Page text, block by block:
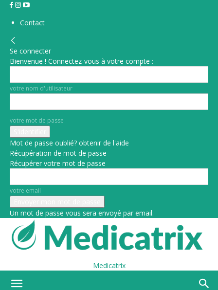
Contact
Se connecter
Bienvenue ! Connectez-vous à votre compte :
votre nom d'utilisateur
votre mot de passe
Mot de passe oublié? obtenir de l'aide
Récupération de mot de passe
Récupérer votre mot de passe
votre email
Un mot de passe vous sera envoyé par email.
Medicatrix